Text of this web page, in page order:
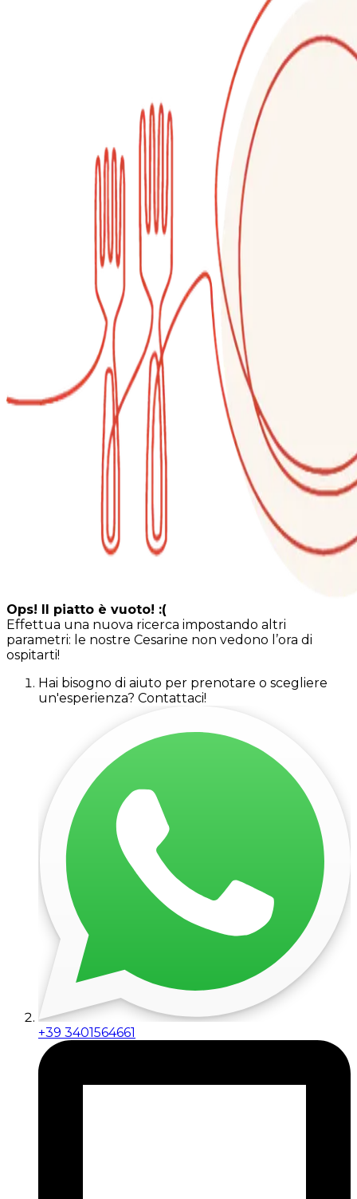
Ops! Il piatto è vuoto! :(
Effettua una nuova ricerca impostando altri
parametri: le nostre Cesarine non vedono l’ora di
ospitarti!
Hai bisogno di aiuto per prenotare o scegliere
un'esperienza? Contattaci!
+39 3401564661